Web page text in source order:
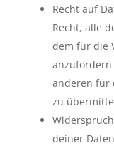
Recht auf
Recht, alle
dem für die
anderen für
zu
deiner